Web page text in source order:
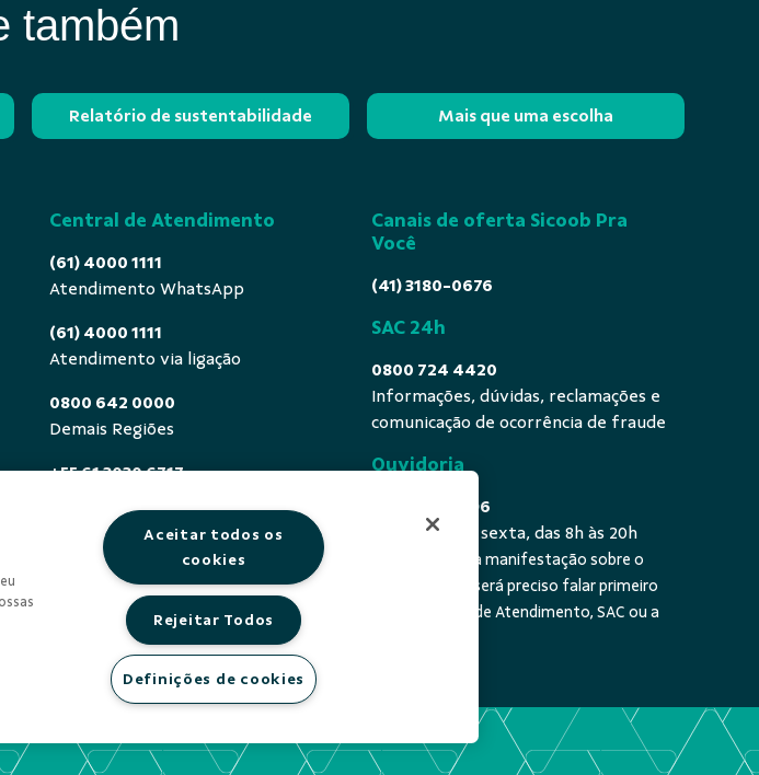
também
Relatório de sustentabilidade Mais que uma escolha
Central de Atendimento
(61) 4000 1111
Atendimento WhatsApp
(61) 4000 1111
Atendimento via ligação
0800 642 0000
Demais Regiões
+55 61 3030 6717
0800 940 0458
Deficientes auditivos ou de fala - De
segunda a sexta, das 8h às 20h
Canais de oferta Sicoob Pra
Você
(41) 3180-0676
SAC 24h
0800 724 4420
Informações, dúvidas, reclamações e
comunicação de ocorrência de fraude
Ouvidoria
0800 725 0996
De segunda a sexta, das 8h às 20h
É a sua primeira manifestação sobre o
tema? Se sim, será preciso falar primeiro
com a Central de Atendimento, SAC ou a
Aceitar todos os
cookies
Rejeitar Todos
Definições de cookies